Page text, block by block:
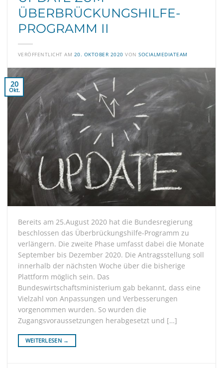
ÜBERBRÜCKUNGSHILFE-
PROGRAMM II
VERÖFFENTLICHT AM 20. OKTOBER 2020 VONSOCIALMEDIATEAM
20
Okt.
Bereits am 25.August 2020 hat die Bundesregierung
beschlossen das Überbrückungshilfe-Programm zu
verlängern. Die zweite Phase umfasst dabei die Monate
September bis Dezember 2020. Die Antragsstellung soll
innerhalb der nächsten Woche über die bisherige
Plattform möglich sein. Das
Bundeswirtschaftsministerium gab bekannt, dass eine
Vielzahl von Anpassungen und Verbesserungen
vorgenommen wurden. So wurden die
Zugangsvoraussetzungen herabgesetzt und […]
WEITERLESEN →